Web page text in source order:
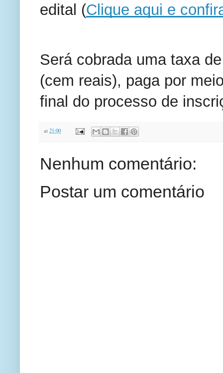
edital (Clique aqui e
Será cobrada uma taxa
(cem reais), paga por
final do processo de
at 21:00
Nenhum comentário:
Postar um comentário